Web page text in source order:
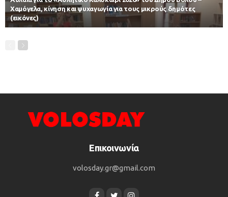
Χαμόγελα, κίνηση και ψυχαγωγία για τους μικρούς δημότες
(εικόνες)
Επικοινωνία
volosday.gr@gmail.com